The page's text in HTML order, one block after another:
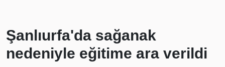
Şanlıurfa'da sağanak
nedeniyle eğitime ara verildi